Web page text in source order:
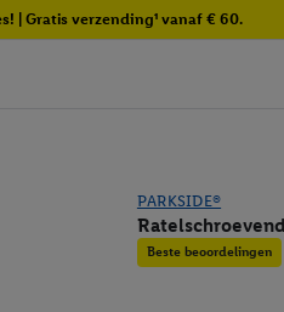
| Gratis verzending¹ vanaf € 60.
PARKSIDE®
Beste beoordelingen